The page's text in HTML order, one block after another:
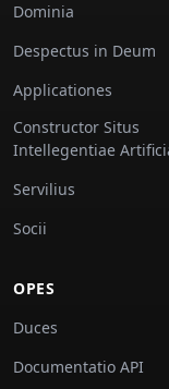
Dominia
Despectus in Deum
Applicationes
Constructor Situs
Intellegentiae
Servilius
Socii
OPES
Duces
Documentatio API